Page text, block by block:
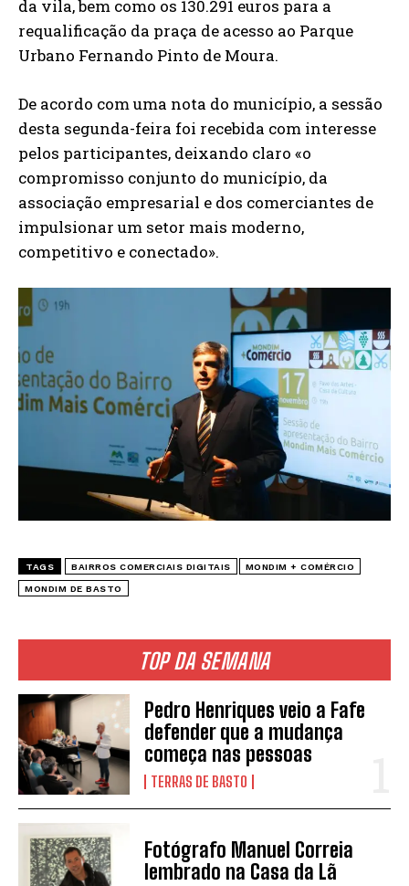
TOP DA SEMANA
Pedro Henriques veio a Fafe
defender que a mudança
começa nas pessoas
TERRAS DE BASTO
Fotógrafo Manuel Correia
lembrado na Casa da Lã
da vila, bem como os 130.291 euros para a
requalificação da praça de acesso ao Parque
Urbano Fernando Pinto de Moura.
De acordo com uma nota do município, a sessão
desta segunda-feira foi recebida com interesse
pelos participantes, deixando claro «o
compromisso conjunto do município, da
associação empresarial e dos comerciantes de
impulsionar um setor mais moderno,
competitivo e conectado».
TAGS BAIRROS COMERCIAIS DIGITAIS MONDIM + COMÉRCIO
MONDIM DE BASTO